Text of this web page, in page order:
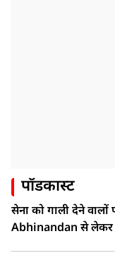
पॉडकास्ट
सेना को गाली देने
Abhinandan से लेकर